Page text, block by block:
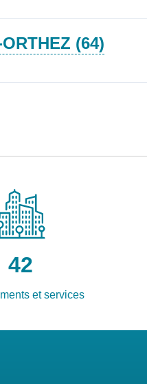
(64)
42
et services